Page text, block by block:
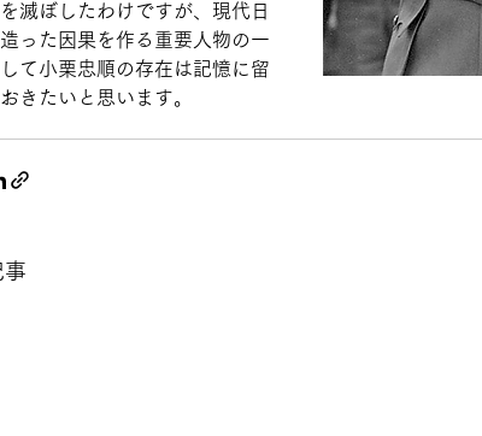
滅ぼしたわけですが、現代日
った因果を作る重要人物の一
して小栗忠順の存在は記憶に留
きたいと思います。
事